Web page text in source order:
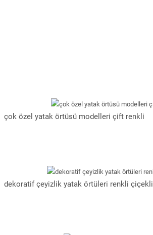
çok özel yatak örtüsü modelleri çift renkli
dekoratif çeyizlik yatak örtüleri renkli çiçekli